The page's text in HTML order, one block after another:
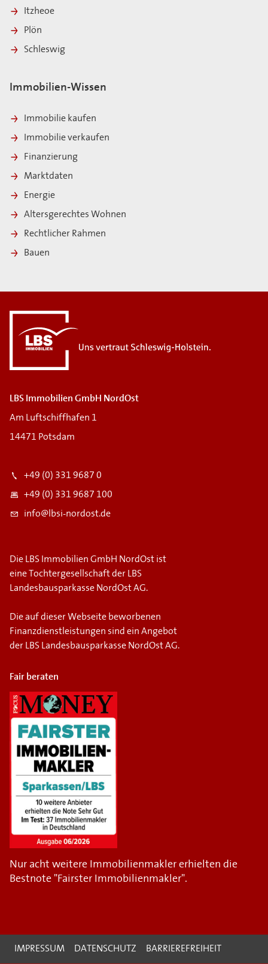
Itzheoe
Plön
Schleswig
Immobilien-Wissen
Immobilie kaufen
Immobilie verkaufen
Finanzierung
Marktdaten
Energie
Altersgerechtes Wohnen
Rechtlicher Rahmen
Bauen
LBS Immobilien GmbH NordOst
Am Luftschiffhafen 1
14471 Potsdam
+49 (0) 331 9687 0
+49 (0) 331 9687 100
info@lbsi-nordost.de
Die LBS Immobilien GmbH NordOst ist
eine Tochtergesellschaft der LBS
Landesbausparkasse NordOst AG.
Die auf dieser Webseite beworbenen
Finanzdienstleistungen sind ein Angebot
der LBS Landesbausparkasse NordOst AG.
Fair beraten
Nur acht weitere Immobilienmakler erhielten die
Bestnote "Fairster Immobilienmakler".
IMPRESSUM DATENSCHUTZ BARRIEREFREIHEIT